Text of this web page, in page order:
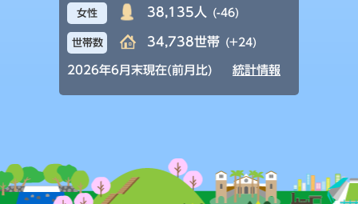
女性 38,135人 (-46)
世帯数 34,738世帯 (+24)
2026年6月末現在(前月比) 統計情報